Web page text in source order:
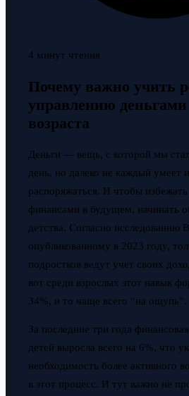
4 минут чтения
Почему важно учить
управлению деньгами
возраста
Деньги — вещь, с которой мы
день, но далеко не каждый умеет
распоряжаться. И чтобы
финансами в будущем, начинать
детства. Согласно
опубликованному в 2023 году,
подростков ведут учет своих
вот среди взрослых этот навык
34%, и то чаще всего “на ощупь”.
За последние три года
детей выросла всего на 6%, что
необходимость более активного
в этот процесс. И тут важно не